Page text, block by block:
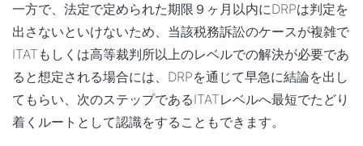
一方で、法定で定められた期限９ヶ月以内にDRPは判定を
出さないといけないため、当該税務訴訟のケースが複雑で
ITATもしくは高等裁判所以上のレベルでの解決が必要であ
ると想定される場合には、DRPを通じて早急に結論を出し
てもらい、次のステップであるITATレベルへ最短でたどり
着くルートとして認識をすることもできます。